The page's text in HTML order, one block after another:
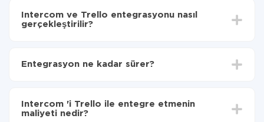
Intercom ve Trello entegrasyonu nasıl
gerçekleştirilir?
seçin
aktarılacaktır.
Entegrasyon ne kadar sürer?
olarak, 10-15 dakika sürer.
Intercom 'i Trello ile entegre etmenin
maliyeti nedir?